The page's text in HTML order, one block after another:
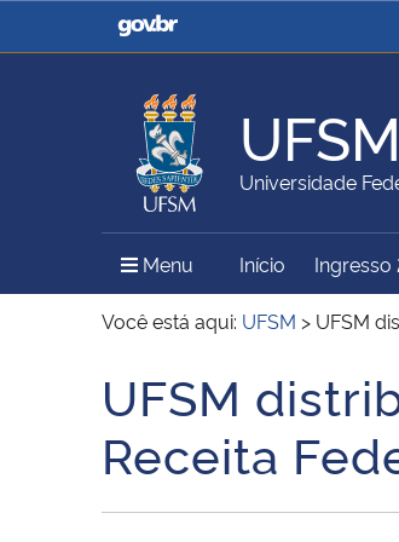
Casa Civil
Ministério da Agricultura,
Pecuária e Abastecimento
Ministério do Meio Ambiente
Secretaria de Governo
UFSM
Universidade
Menu Menu Principal do
Início Ingresso
Você está aqui: UFSM > UFSM
Início do conteúdo
UFSM
Receita